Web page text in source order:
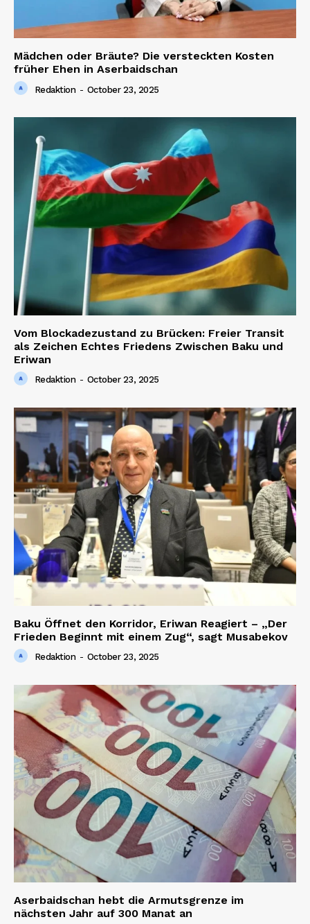
Mädchen oder Bräute? Die versteckten Kosten
früher Ehen in Aserbaidschan
Redaktion - October 23, 2025
Vom Blockadezustand zu Brücken: Freier Transit
als Zeichen Echtes Friedens Zwischen Baku und
Eriwan
Redaktion - October 23, 2025
Baku Öffnet den Korridor, Eriwan Reagiert – „Der
Frieden Beginnt mit einem Zug“, sagt Musabekov
Redaktion - October 23, 2025
Aserbaidschan hebt die Armutsgrenze im
nächsten Jahr auf 300 Manat an